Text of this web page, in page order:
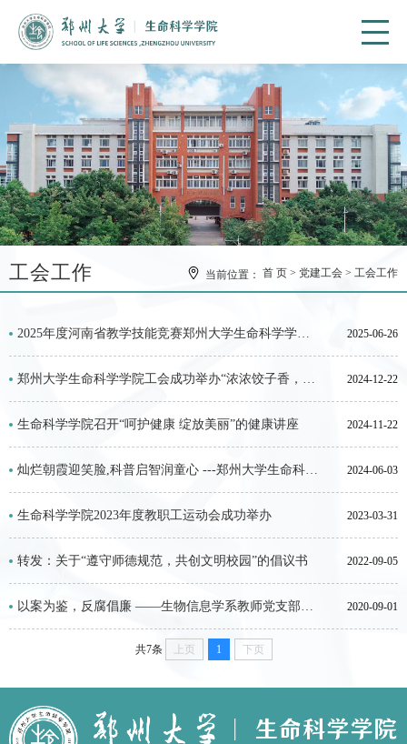
工会工作 当前位置： 首 页 党建工会 工会工作
2025年度河南省教学技能竞赛郑州大学生命科学学院院级选拔初赛成功举办 2025-06-26
郑州大学生命科学学院工会成功举办“浓浓饺子香，暖暖冬至情”冬至主题活动 2024-12-22
生命科学学院召开“呵护健康 绽放美丽”的健康讲座 2024-11-22
灿烂朝霞迎笑脸,科普启智润童心 ---郑州大学生命科学学院“六一”亲子科普活动圆满落幕 2024-06-03
生命科学学院2023年度教职工运动会成功举办 2023-03-31
转发：关于“遵守师德规范，共创文明校园”的倡议书 2022-09-05
以案为鉴，反腐倡廉 ——生物信息学系教师党支部开展“以案促改”专题学习讨论会 2020-09-01
共7条 上页 1 下页